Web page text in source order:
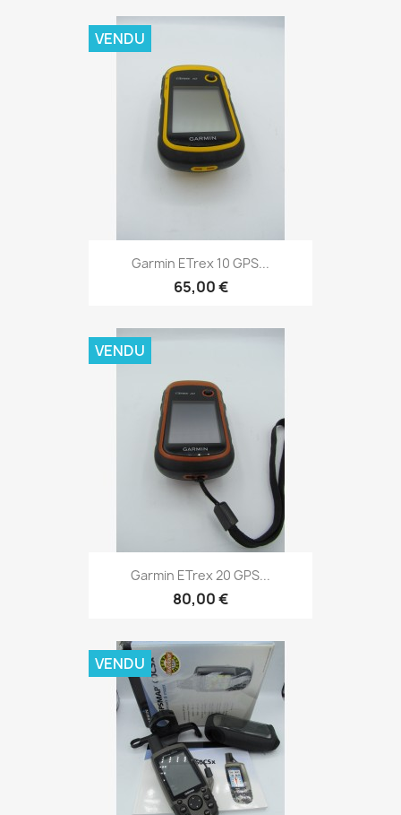
Aperçu rapide
Garmin ETrex 10 GPS...
65,00 €
VENDU
Aperçu rapide
Garmin ETrex 20 GPS...
80,00 €
VENDU
VENDU